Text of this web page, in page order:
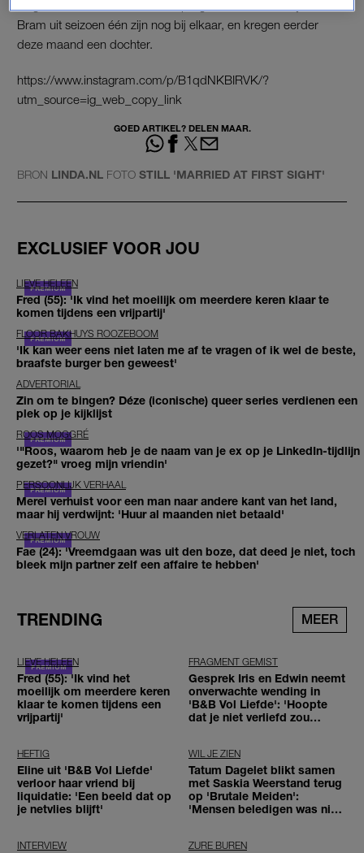
Bram uit seizoen één zijn nog bij elkaar, en kregen eerder
deze maand een dochter.
https://www.instagram.com/p/B1qdNKBIRVK/?
utm_source=ig_web_copy_link
GOED ARTIKEL? DELEN MAAR.
BRON LINDA.NL FOTO STILL 'MARRIED AT FIRST SIGHT'
EXCLUSIEF VOOR JOU
LIEVE HELEEN
Fred (55): 'Ik vind het moeilijk om meerdere keren klaar te
komen tijdens een vrijpartij'
FLOOR BAKHUYS ROOZEBOOM
'Ik kan weer eens niet laten me af te vragen of ik wel de beste,
braafste burger ben geweest'
ADVERTORIAL
Zin om te bingen? Déze (iconische) queer series verdienen een
plek op je kijklijst
ROOS MOGGRÉ
'"Roos, waarom heb je de naam van je ex op je LinkedIn-tijdlijn
gezet?" vroeg mijn vriendin'
PERSOONLIJK VERHAAL
Merel verhuist voor een man naar andere kant van het land,
maar hij verdwijnt: 'Huur al maanden niet betaald'
VERLATEN VROUW
Fae (24): 'Vreemdgaan was uit den boze, dat deed je niet, toch
bleek mijn partner zelf een affaire te hebben'
TRENDING MEER
LIEVE HELEEN
Fred (55): 'Ik vind het
moeilijk om meerdere keren
klaar te komen tijdens een
vrijpartij'
FRAGMENT GEMIST
Gesprek Iris en Edwin neemt
onverwachte wending in
'B&B Vol Liefde': 'Hoopte
dat je niet verliefd zou
HEFTIG
Eline uit 'B&B Vol Liefde'
verloor haar vriend bij
liquidatie: 'Een beeld dat op
je netvlies blijft'
WIL JE ZIEN
Tatum Dagelet blikt samen
met Saskia Weerstand terug
op 'Brutale Meiden':
'Mensen beledigen was niet
INTERVIEW ZURE BUREN